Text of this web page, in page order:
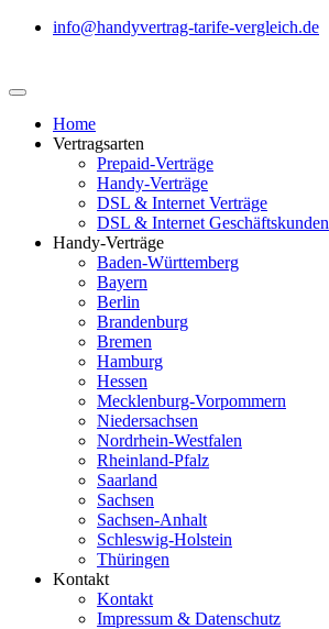
info@handyvertrag-tarife-vergleich.de
Home
Vertragsarten
Prepaid-Verträge
Handy-Verträge
DSL & Internet Verträge
DSL & Internet Geschäftskunden
Handy-Verträge
Baden-Württemberg
Bayern
Berlin
Brandenburg
Bremen
Hamburg
Hessen
Mecklenburg-Vorpommern
Niedersachsen
Nordrhein-Westfalen
Rheinland-Pfalz
Saarland
Sachsen
Sachsen-Anhalt
Schleswig-Holstein
Thüringen
Kontakt
Kontakt
Impressum & Datenschutz